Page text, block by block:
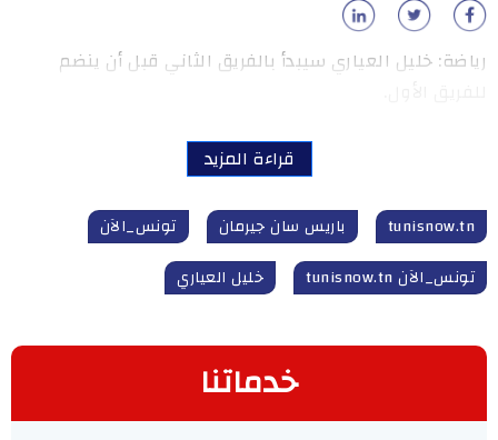
رياضة: خليل العياري سيبدأ بالفريق الثاني قبل أن ينضم
قراءة المزيد
tunisnow.tn باريس سان جيرمان
تونس_الآن
تونس_الآن tunisnow.tn
خليل العياري
خدماتنا